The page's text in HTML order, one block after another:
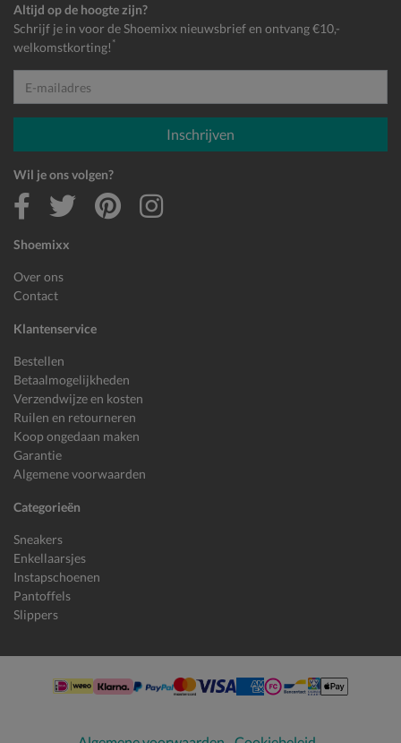
Shoemixx
Over ons
Contact
Klantenservice
Bestellen
Betaalmogelijkheden
Verzendwijze en kosten
Ruilen en retourneren
Koop ongedaan maken
Garantie
Algemene voorwaarden
Categorieën
Sneakers
Enkellaarsjes
Instapschoenen
Pantoffels
Slippers
Altijd op de hoogte zijn?
Schrijf je in voor de Shoemixx nieuwsbrief en ontvang €10,-
welkomstkorting! *
E-mailadres
Inschrijven
Wil je ons volgen?